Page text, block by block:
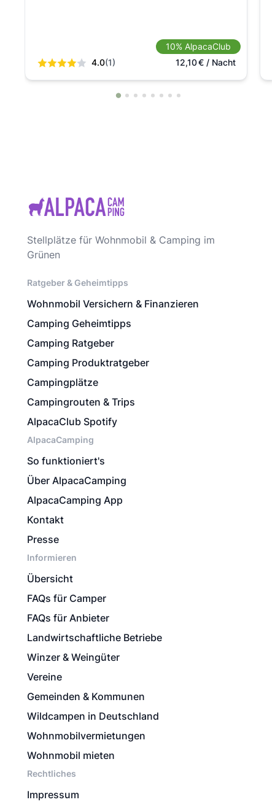
4.0(1)
10% AlpacaClub
12,10€/ Nacht
Stellplätze für Wohnmobil & Camping im
Grünen
Ratgeber & Geheimtipps
Wohnmobil Versichern & Finanzieren
Camping Geheimtipps
Camping Ratgeber
Camping Produktratgeber
Campingplätze
Campingrouten & Trips
AlpacaClub Spotify
AlpacaCamping
So funktioniert's
Über AlpacaCamping
AlpacaCamping App
Kontakt
Presse
Informieren
Übersicht
FAQs für Camper
FAQs für Anbieter
Landwirtschaftliche Betriebe
Winzer & Weingüter
Vereine
Gemeinden & Kommunen
Wildcampen in Deutschland
Wohnmobilvermietungen
Wohnmobil mieten
Rechtliches
Impressum